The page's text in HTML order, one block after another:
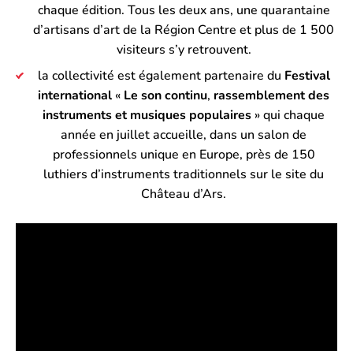
chaque édition. Tous les deux ans, une quarantaine
d’artisans d’art de la Région Centre et plus de 1 500
visiteurs s’y retrouvent.
la collectivité est également partenaire du Festival
international « Le son continu, rassemblement des
instruments et musiques populaires » qui chaque
année en juillet accueille, dans un salon de
professionnels unique en Europe, près de 150
luthiers d’instruments traditionnels sur le site du
Château d’Ars.